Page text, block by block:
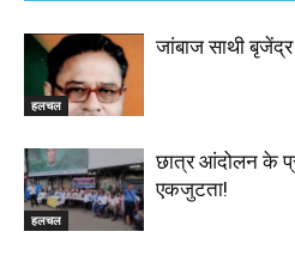
हलचल
जांबाज साथी बृजेंद्र
हलचल
छात्र आंदोलन के
एकजुटता!